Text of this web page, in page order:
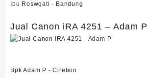
Ibu Roswqati - Bandung
Jual Canon iRA 4251 – Adam P
Bpk Adam P - Cirebon